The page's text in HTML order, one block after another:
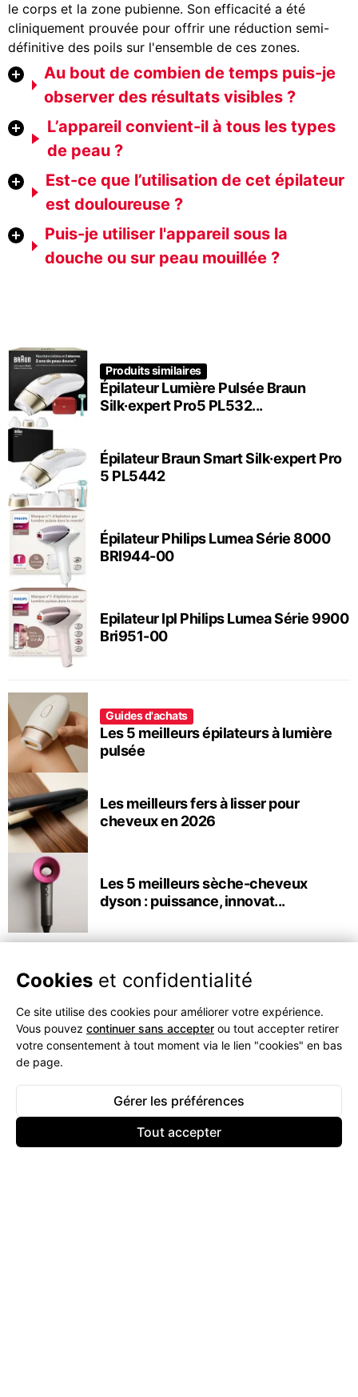
le corps et la zone pubienne. Son efficacité a été
cliniquement prouvée pour offrir une réduction semi-
définitive des poils sur l'ensemble de ces zones.
Au bout de combien de temps puis-je
observer des résultats visibles ?
L’appareil convient-il à tous les types
de peau ?
Est-ce que l’utilisation de cet épilateur
est douloureuse ?
Puis-je utiliser l'appareil sous la
douche ou sur peau mouillée ?
Produits similaires
Épilateur Lumière Pulsée Braun
Silk·expert Pro5 PL532...
Épilateur Braun Smart Silk·expert Pro
5 PL5442
Épilateur Philips Lumea Série 8000
BRI944-00
Epilateur Ipl Philips Lumea Série 9900
Bri951-00
Guides d'achats
Les 5 meilleurs épilateurs à lumière
pulsée
Les meilleurs fers à lisser pour
cheveux en 2026
Les 5 meilleurs sèche-cheveux
dyson : puissance, innovat...
Cookies et confidentialité
Ce site utilise des cookies pour améliorer votre expérience.
Vous pouvez continuer sans accepter ou tout accepter retirer
votre consentement à tout moment via le lien "cookies" en bas
de page.
Gérer les préférences
Tout accepter